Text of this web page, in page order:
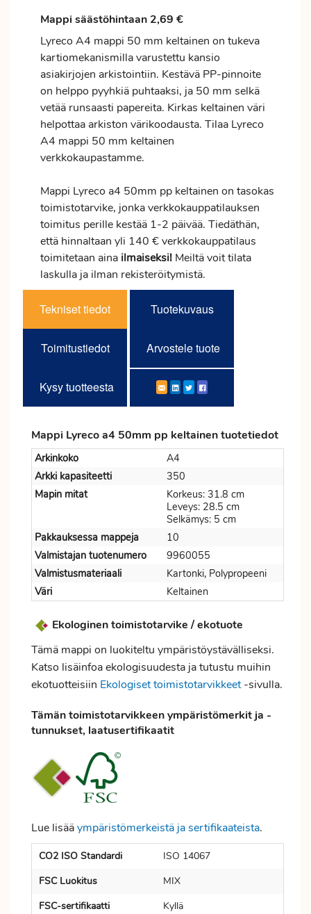
Mappi säästöhintaan 2,69 €
Lyreco A4 mappi 50 mm keltainen on tukeva
kartiomekanismilla varustettu kansio
asiakirjojen arkistointiin. Kestävä PP-pinnoite
on helppo pyyhkiä puhtaaksi, ja 50 mm selkä
vetää runsaasti papereita. Kirkas keltainen väri
helpottaa arkiston värikoodausta. Tilaa Lyreco
A4 mappi 50 mm keltainen
verkkokaupastamme.
Mappi Lyreco a4 50mm pp keltainen on tasokas
toimistotarvike, jonka verkkokauppatilauksen
toimitus perille kestää 1-2 päivää. Tiedäthän,
että hinnaltaan yli 140 € verkkokauppatilaus
toimitetaan aina ilmaiseksi! Meiltä voit tilata
laskulla ja ilman rekisteröitymistä.
Tekniset tiedot Tuotekuvaus
Toimitustiedot Arvostele tuote
Kysy tuotteesta
Mappi Lyreco a4 50mm pp keltainen tuotetiedot
Arkinkoko
A4
Arkki kapasiteetti
350
Mapin mitat
Korkeus: 31.8 cm
Leveys: 28.5 cm
Selkämys: 5 cm
Pakkauksessa mappeja
10
Valmistajan tuotenumero
9960055
Valmistusmateriaali
Kartonki, Polypropeeni
Väri
Keltainen
Ekologinen toimistotarvike / ekotuote
Tämä mappi on luokiteltu ympäristöystävälliseksi.
Katso lisäinfoa ekologisuudesta ja tutustu muihin
ekotuotteisiin Ekologiset toimistotarvikkeet-sivulla.
Tämän toimistotarvikkeen ympäristömerkit ja -
tunnukset, laatusertifikaatit
Lue lisääympäristömerkeistä ja sertifikaateista.
CO2 ISO Standardi
ISO 14067
FSC Luokitus
MIX
FSC-sertifikaatti
Kyllä